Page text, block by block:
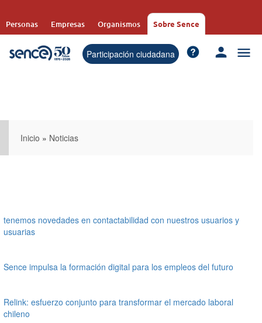
contenido
Personas Empresas Organismos Sobre Sence
Participación ciudadana
Inicio » Noticias
tenemos novedades en contactabilidad con nuestros usuarios y
usuarias
Sence impulsa la formación digital para los empleos del futuro
Relink: esfuerzo conjunto para transformar el mercado laboral
chileno